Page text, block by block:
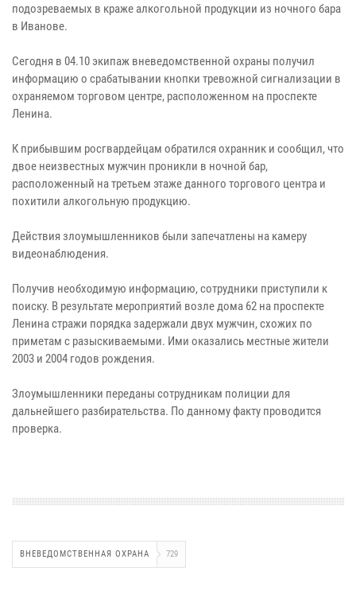
подозреваемых в краже алкогольной продукции из ночного бара
в Иванове.
Сегодня в 04.10 экипаж вневедомственной охраны получил
информацию о срабатывании кнопки тревожной сигнализации в
охраняемом торговом центре, расположенном на проспекте
Ленина.
К прибывшим росгвардейцам обратился охранник и сообщил, что
двое неизвестных мужчин проникли в ночной бар,
расположенный на третьем этаже данного торгового центра и
похитили алкогольную продукцию.
Действия злоумышленников были запечатлены на камеру
видеонаблюдения.
Получив необходимую информацию, сотрудники приступили к
поиску. В результате мероприятий возле дома 62 на проспекте
Ленина стражи порядка задержали двух мужчин, схожих по
приметам с разыскиваемыми. Ими оказались местные жители
2003 и 2004 годов рождения.
Злоумышленники переданы сотрудникам полиции для
дальнейшего разбирательства. По данному факту проводится
проверка.
ВНЕВЕДОМСТВЕННАЯ ОХРАНА 729